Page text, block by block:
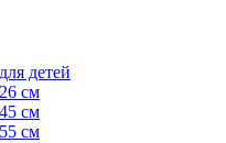
детей
см
см
см